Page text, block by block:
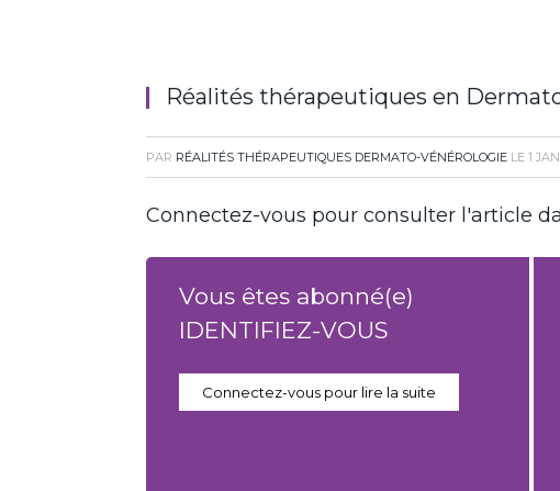
Réalités thérapeutiques en
PAR RÉALITÉS THÉRAPEUTIQUES DERMATO-VÉNÉROLOGIE LE 1
Connectez-vous pour consulter l'article
Vous êtes abonné(e)
IDENTIFIEZ-VOUS
Connectez-vous pour lire la suite